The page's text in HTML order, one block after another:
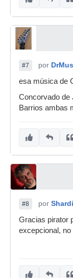
#7 por
esa música de
Concorvado de
Barrios ambas
#8 por
Gracias pirator
excepcional, no